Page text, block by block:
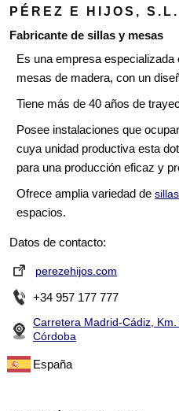
PÉREZ E HIJOS, S.L.
Fabricante de sillas y mesas
Es una empresa especializada
mesas de madera, con un
Tiene más de 40 años de
Posee instalaciones que
cuya unidad productiva esta
para una producción eficaz y
Ofrece amplia variedad de sillas
espacios.
Datos de contacto:
perezehijos.com
+34 957 177 777
Carretera Madrid-Cádiz,
Córdoba
España